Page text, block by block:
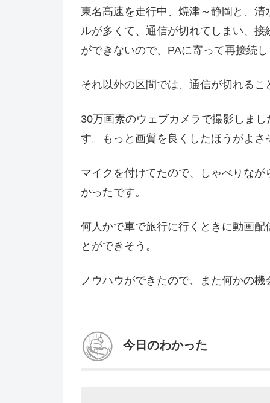
東名高速を走行中、焼津～静岡と、
ルが多くて、通信が切れてしまい、
ができないので、PAに寄って再接続
それ以外の区間では、通信が切れるこ
30万画素のウェブカメラで撮影しま
す。もっと画質を良くしたほうがよさ
マイクを付けてたので、しゃべりな
かったです。
何人かで車で旅行に行くときに動画
とができそう。
ノウハウができたので、また何かの
今日のわかった